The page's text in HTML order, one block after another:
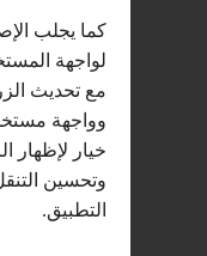
كما يجلب
لواجهة
مع تحديث
وواجهة
خيار لإظهار
وتحسين
التطبيق.